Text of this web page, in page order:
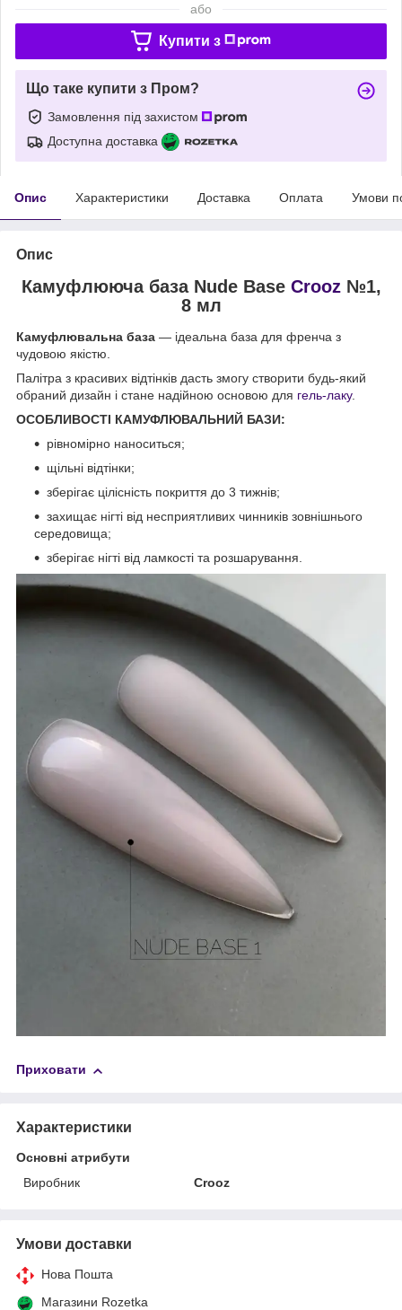
або
Купити з
Що таке купити з Пром?
Замовлення під захистом
Доступна доставка
Опис Характеристики Доставка Оплата Умови
Опис
Камуфлююча база Nude Base Crooz№1,
8 мл
Камуфлювальна база — ідеальна база для френча з
чудовою якістю.
Палітра з красивих відтінків дасть змогу створити будь-який
обраний дизайн і стане надійною основою для гель-лаку.
ОСОБЛИВОСТІ КАМУФЛЮВАЛЬНИЙ БАЗИ:
рівномірно наноситься;
щільні відтінки;
зберігає цілісність покриття до 3 тижнів;
захищає нігті від несприятливих чинників зовнішнього
середовища;
зберігає нігті від ламкості та розшарування.
Приховати
Характеристики
Основні атрибути
Виробник
Crooz
Умови доставки
Нова Пошта
Магазини Rozetka